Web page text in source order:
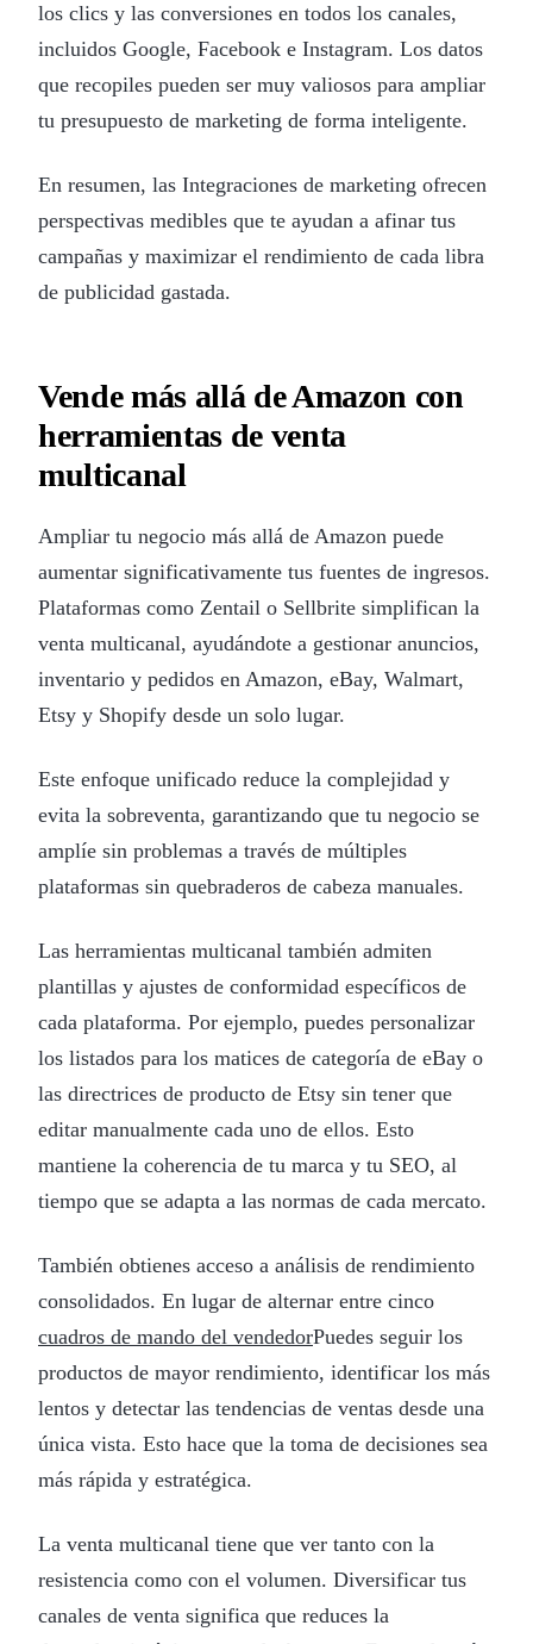
los clics y las conversiones en todos los canales,
incluidos Google, Facebook e Instagram. Los datos
que recopiles pueden ser muy valiosos para ampliar
tu presupuesto de marketing de forma inteligente.
En resumen, las Integraciones de marketing ofrecen
perspectivas medibles que te ayudan a afinar tus
campañas y maximizar el rendimiento de cada libra
de publicidad gastada.
Vende más allá de Amazon con
herramientas de venta
multicanal
Ampliar tu negocio más allá de Amazon puede
aumentar significativamente tus fuentes de ingresos.
Plataformas como Zentail o Sellbrite simplifican la
venta multicanal, ayudándote a gestionar anuncios,
inventario y pedidos en Amazon, eBay, Walmart,
Etsy y Shopify desde un solo lugar.
Este enfoque unificado reduce la complejidad y
evita la sobreventa, garantizando que tu negocio se
amplíe sin problemas a través de múltiples
plataformas sin quebraderos de cabeza manuales.
Las herramientas multicanal también admiten
plantillas y ajustes de conformidad específicos de
cada plataforma. Por ejemplo, puedes personalizar
los listados para los matices de categoría de eBay o
las directrices de producto de Etsy sin tener que
editar manualmente cada uno de ellos. Esto
mantiene la coherencia de tu marca y tu SEO, al
tiempo que se adapta a las normas de cada mercato.
También obtienes acceso a análisis de rendimiento
consolidados. En lugar de alternar entre cinco
cuadros de mando del vendedorPuedes seguir los
productos de mayor rendimiento, identificar los más
lentos y detectar las tendencias de ventas desde una
única vista. Esto hace que la toma de decisiones sea
más rápida y estratégica.
La venta multicanal tiene que ver tanto con la
resistencia como con el volumen. Diversificar tus
canales de venta significa que reduces la